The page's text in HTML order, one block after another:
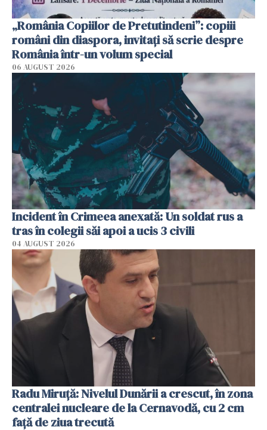
„România Copiilor de Pretutindeni”: copiii
români din diaspora, invitați să scrie despre
România într-un volum special
06 AUGUST 2026
Incident în Crimeea anexată: Un soldat rus a
tras în colegii săi apoi a ucis 3 civili
04 AUGUST 2026
Radu Miruţă: Nivelul Dunării a crescut, în zona
centralei nucleare de la Cernavodă, cu 2 cm
faţă de ziua trecută